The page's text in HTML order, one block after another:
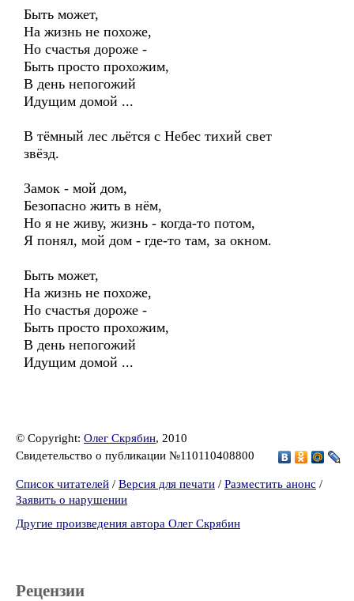
Быть может,
На жизнь не похоже,
Но счастья дороже -
Быть просто прохожим,
В день непогожий
Идущим домой ...
В тёмный лес льётся с Небес тихий свет
звёзд.
Замок - мой дом,
Безопасно жить в нём,
Но я не живу, жизнь - когда-то потом,
Я понял, мой дом - где-то там, за окном.
Быть может,
На жизнь не похоже,
Но счастья дороже -
Быть просто прохожим,
В день непогожий
Идущим домой ...
© Copyright: Олег Скрябин, 2010
Свидетельство о публикации №110110408800
Список читателей / Версия для печати / Разместить анонс /
Заявить о нарушении
Другие произведения автора Олег Скрябин
Рецензии